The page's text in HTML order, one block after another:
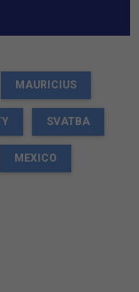
MAURICIUS
SVATBA
MEXICO